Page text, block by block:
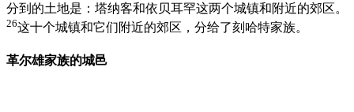
分到的土地是：塔纳客和依贝耳罕这两个城镇和附近的郊区。
26这十个城镇和它们附近的郊区，分给了刻哈特家族。
革尔雄家族的城邑